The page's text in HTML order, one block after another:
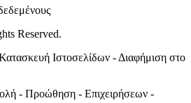
Reserved.
Ιστοσελίδων - Διαφήμιση στο
- Προώθηση - Επιχειρήσεων -